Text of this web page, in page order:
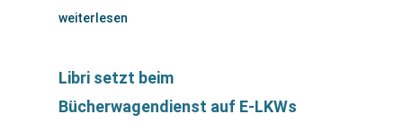
weiterlesen
Libri setzt beim
Bücherwagendienst auf E-LKWs